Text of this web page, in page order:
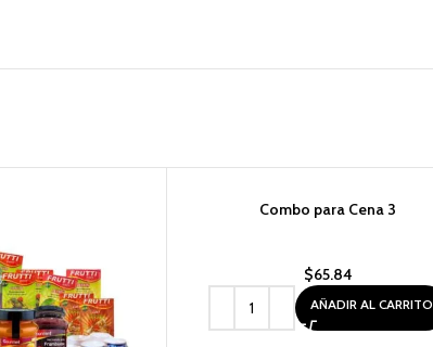
Combo para Cena 3
$65.84
AÑADIR AL CARRITO